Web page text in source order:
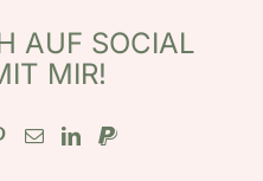
AUF SOCIAL
MIR!